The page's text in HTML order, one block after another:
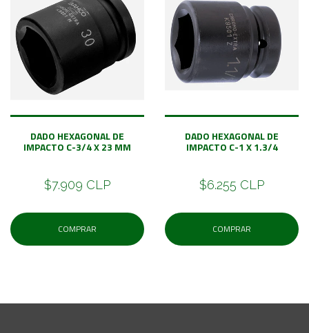
DADO HEXAGONAL DE
IMPACTO C-3/4 X 23 MM
$7.909 CLP
COMPRAR
DADO HEXAGONAL DE
IMPACTO C-1 X 1.3/4
$6.255 CLP
COMPRAR